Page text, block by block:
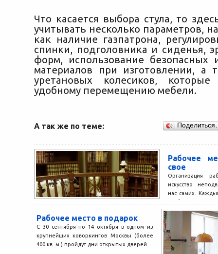
Что касается выбора стула, то
учитывать несколько параметров,
как наличие газпатрона,
спинки, подголовника и сиденья,
форм, использование безопасных
материалов при изготовлении, а
уретановых колесиков, которые
удобному перемещению мебели.
А так же по теме:
Рабочее
свое
Организация
искусство
нас самих.
удобно. Для
Рабочее место в подарок
С 30 сентября по 14 октября в одном из
крупнейших коворкингов Москвы (более
400 кв. м.) пройдут дни открытых дверей....